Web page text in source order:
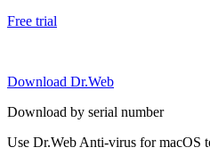
Free trial
Download Dr.Web
Download by serial number
Use Dr.Web Anti-virus for macOS